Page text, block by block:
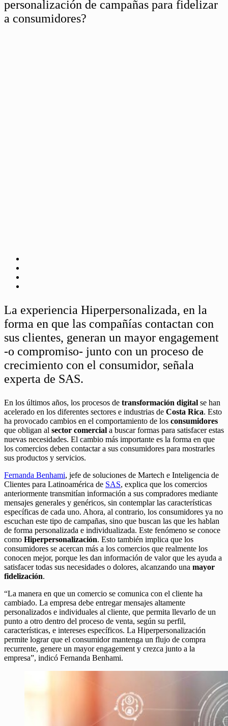
personalización de campañas para fidelizar
a consumidores?
La experiencia Hiperpersonalizada, en la
forma en que las compañías contactan con
sus clientes, generan un mayor engagement
-o compromiso- junto con un proceso de
crecimiento con el consumidor, señala
experta de SAS.
En los últimos años, los procesos de transformación digital se han
acelerado en los diferentes sectores e industrias de Costa Rica. Esto
ha provocado cambios en el comportamiento de los consumidores
que obligan al sector comercial a buscar formas para satisfacer estas
nuevas necesidades. El cambio más importante es la forma en que
los comercios deben contactar a sus consumidores para mostrarles
sus productos y servicios.
Fernanda Benhami, jefe de soluciones de Martech e Inteligencia de
Clientes para Latinoamérica de SAS, explica que los comercios
anteriormente transmitían información a sus compradores mediante
mensajes generales y genéricos, sin contemplar las características
específicas de cada uno. Ahora, al contrario, los consumidores ya no
escuchan este tipo de campañas, sino que buscan las que les hablan
de forma personalizada e individualizada. Este fenómeno se conoce
como Hiperpersonalización. Esto también implica que los
consumidores se acercan más a los comercios que realmente los
conocen mejor, porque les dan información de valor que les ayuda a
satisfacer todas sus necesidades o dolores, alcanzando una mayor
fidelización.
“La manera en que un comercio se comunica con el cliente ha
cambiado. La empresa debe entregar mensajes altamente
personalizados e individuales al cliente, que permita llevarlo de un
punto a otro dentro del proceso de venta, según su perfil,
características, e intereses específicos. La Hiperpersonalización
permite lograr que el consumidor mantenga un flujo de compra
recurrente, genere un mayor engagement y crezca junto a la
empresa”, indicó Fernanda Benhami.